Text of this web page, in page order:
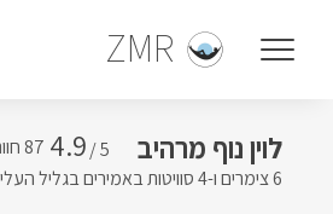
ZMR
לוין נוף מרהיב 5 /
4.9
6 צימרים ו-4 סוויטות באמירים בגליל העליון